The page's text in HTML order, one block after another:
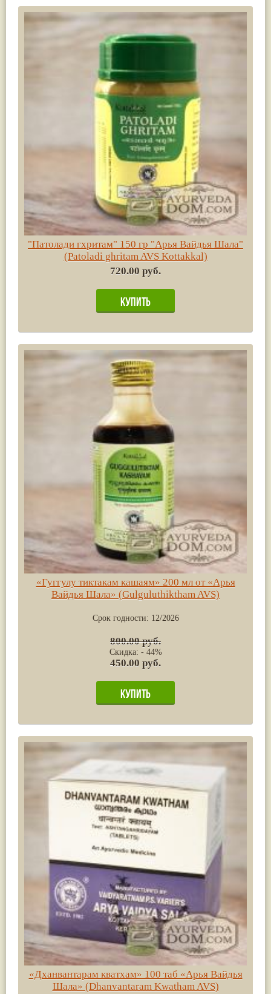
"Патолади гхритам" 150 гр "Арья Вайдья Шала"
(Patoladi ghritam AVS Kottakkal)
720.00 руб.
«Гуггулу тиктакам кашаям» 200 мл от «Арья
Вайдья Шала» (Gulguluthiktham AVS)
Срок годности: 12/2026
800.00 руб.
Скидка: - 44%
450.00 руб.
«Дханвантарам кватхам» 100 таб «Арья Вайдья
Шала» (Dhanvantaram Kwatham AVS)